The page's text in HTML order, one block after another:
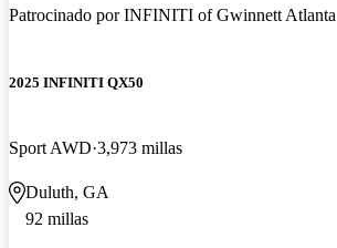
Patrocinado porINFINITI of Gwinnett Atlanta
2025 INFINITI QX50
Sport AWD 3,973 millas
Duluth, GA
92 millas